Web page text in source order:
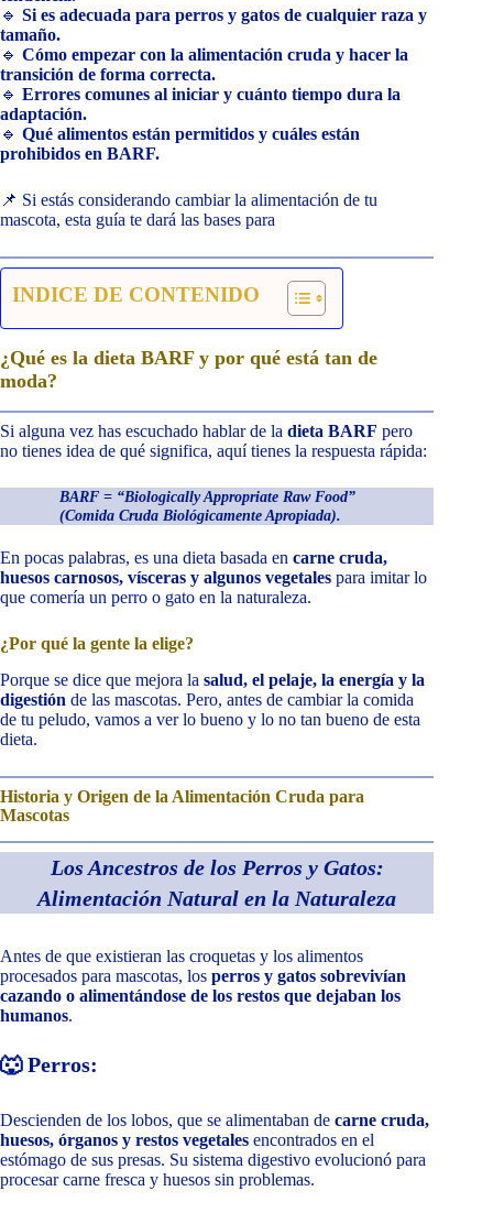
🔹 Si es adecuada para perros y gatos de cualquier raza y
tamaño.
🔹 Cómo empezar con la alimentación cruda y hacer la
transición de forma correcta.
🔹 Errores comunes al iniciar y cuánto tiempo dura la
adaptación.
🔹 Qué alimentos están permitidos y cuáles están
prohibidos en BARF.
📌 Si estás considerando cambiar la alimentación de tu
mascota, esta guía te dará las bases para
INDICE DE CONTENIDO
¿Qué es la dieta BARF y por qué está tan de
moda?
Si alguna vez has escuchado hablar de la dieta BARF pero
no tienes idea de qué significa, aquí tienes la respuesta rápida:
BARF = “Biologically Appropriate Raw Food”
(Comida Cruda Biológicamente Apropiada).
En pocas palabras, es una dieta basada en carne cruda,
huesos carnosos, vísceras y algunos vegetales para imitar lo
que comería un perro o gato en la naturaleza.
¿Por qué la gente la elige?
Porque se dice que mejora la salud, el pelaje, la energía y la
digestión de las mascotas. Pero, antes de cambiar la comida
de tu peludo, vamos a ver lo bueno y lo no tan bueno de esta
dieta.
Historia y Origen de la Alimentación Cruda para
Mascotas
Los Ancestros de los Perros y Gatos:
Alimentación Natural en la Naturaleza
Antes de que existieran las croquetas y los alimentos
procesados para mascotas, los perros y gatos sobrevivían
cazando o alimentándose de los restos que dejaban los
humanos.
🐺 Perros:
Descienden de los lobos, que se alimentaban de carne cruda,
huesos, órganos y restos vegetales encontrados en el
estómago de sus presas. Su sistema digestivo evolucionó para
procesar carne fresca y huesos sin problemas.